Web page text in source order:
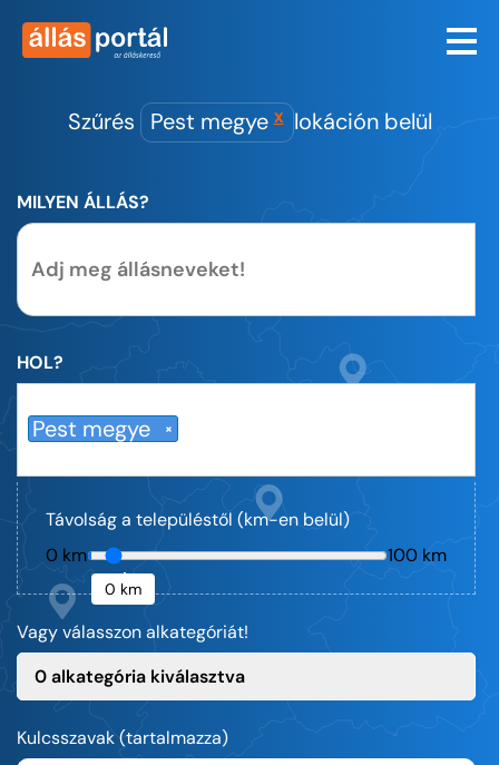
Szűrés Pest megyeX lokáción belül
MILYEN ÁLLÁS?
HOL?
Pest megye ×
Távolság a településtől (km-en belül)
0 km
100 km
0 km
Vagy válasszon alkategóriát!
0 alkategória kiválasztva
Kulcsszavak (tartalmazza)